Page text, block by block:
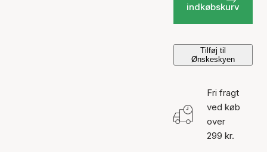
indkøbskurv
Tilføj til
Ønskeskyen
Fri fragt
ved køb
over
299 kr.